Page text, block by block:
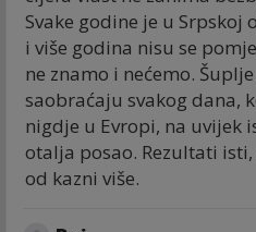
Svake godine je u Srpskoj
i više godina nisu se
ne znamo i nećemo.
saobraćaju svakog dana,
nigdje u Evropi, na uvijek
otalja posao. Rezultati
od kazni više.